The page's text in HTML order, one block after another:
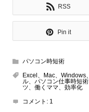
RSS
Pin it
パソコン時短術
Excel、Mac、Windows
ル、パソコン仕事時短
ツ、働くママ、効率化
コメント: 1